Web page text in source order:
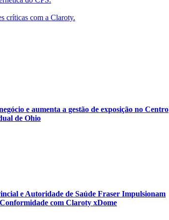
críticas com a Claroty.
e aumenta a gestão de exposição no Centro
de Ohio
e Autoridade de Saúde Fraser Impulsionam
com Claroty xDome